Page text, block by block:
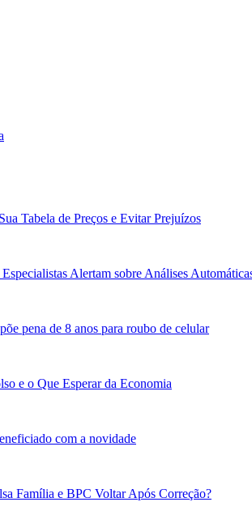
Tabela de Preços e Evitar Prejuízos
Alertam sobre Análises
pena de 8 anos para roubo de celular
e o Que Esperar da Economia
com a novidade
Família e BPC Voltar Após Correção?